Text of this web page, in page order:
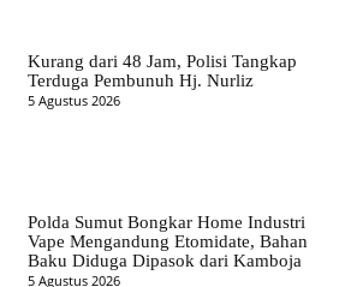
Kurang dari 48 Jam, Polisi Tangkap
Terduga Pembunuh Hj. Nurliz
5 Agustus 2026
Polda Sumut Bongkar Home Industri
Vape Mengandung Etomidate, Bahan
Baku Diduga Dipasok dari Kamboja
5 Agustus 2026